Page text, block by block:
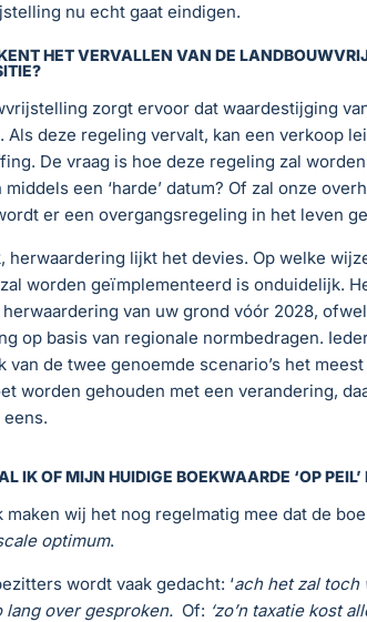
nu echt gaat eindigen.
HET VERVALLEN VAN DE
zorgt ervoor dat waardestijging
Als deze regeling vervalt, kan een verkoop
De vraag is hoe deze regeling zal
middels een ‘harde’ datum? Of zal onze
er een overgangsregeling in het leven
herwaardering lijkt het devies. Op welke
worden geïmplementeerd is onduidelijk.
van uw grond vóór 2028,
op basis van regionale normbedragen.
van de twee genoemde scenario’s het
worden gehouden met een verandering,
IK OF MIJN HUIDIGE BOEKWAARDE ‘OP PEIL’
maken wij het nog regelmatig mee dat de
optimum.
wordt vaak gedacht: ‘ach het zal toch
lang over gesproken.Of: ‘zo’n taxatie kost